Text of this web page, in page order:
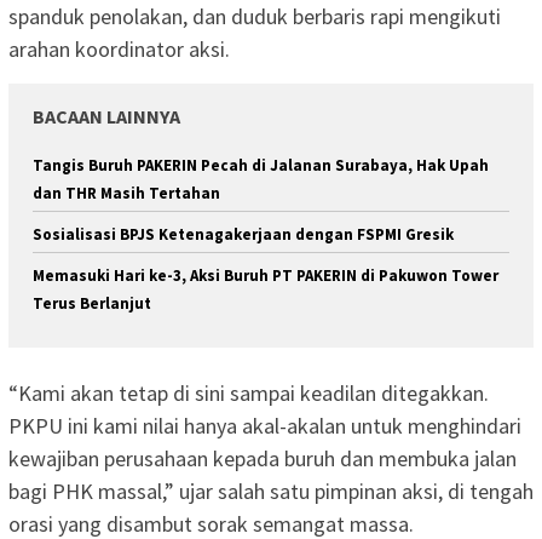
spanduk penolakan, dan duduk berbaris rapi mengikuti
arahan koordinator aksi.
BACAAN LAINNYA
Tangis Buruh PAKERIN Pecah di Jalanan Surabaya, Hak Upah
dan THR Masih Tertahan
Sosialisasi BPJS Ketenagakerjaan dengan FSPMI Gresik
Memasuki Hari ke-3, Aksi Buruh PT PAKERIN di Pakuwon Tower
Terus Berlanjut
“Kami akan tetap di sini sampai keadilan ditegakkan.
PKPU ini kami nilai hanya akal-akalan untuk menghindari
kewajiban perusahaan kepada buruh dan membuka jalan
bagi PHK massal,” ujar salah satu pimpinan aksi, di tengah
orasi yang disambut sorak semangat massa.